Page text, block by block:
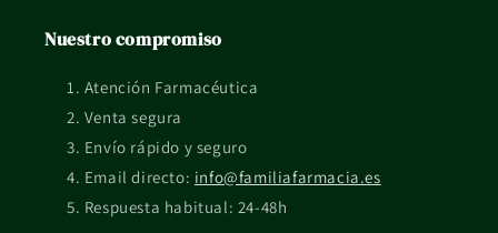
es clave para mantener una cobertura adecuada.
Si tienes una situación concreta, embarazo, lactancia, piel
reactiva o tratamiento en curso, mejor consultarlo con un
profesional sanitario.
La información de esta ficha es orientativa y no sustituye el
Nuestro compromiso
Atención Farmacéutica
Venta segura
Envío rápido y seguro
Email directo: info@familiafarmacia.es
Respuesta habitual: 24-48h